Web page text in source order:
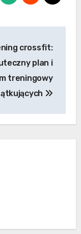
crossfit:
plan i
treningowy